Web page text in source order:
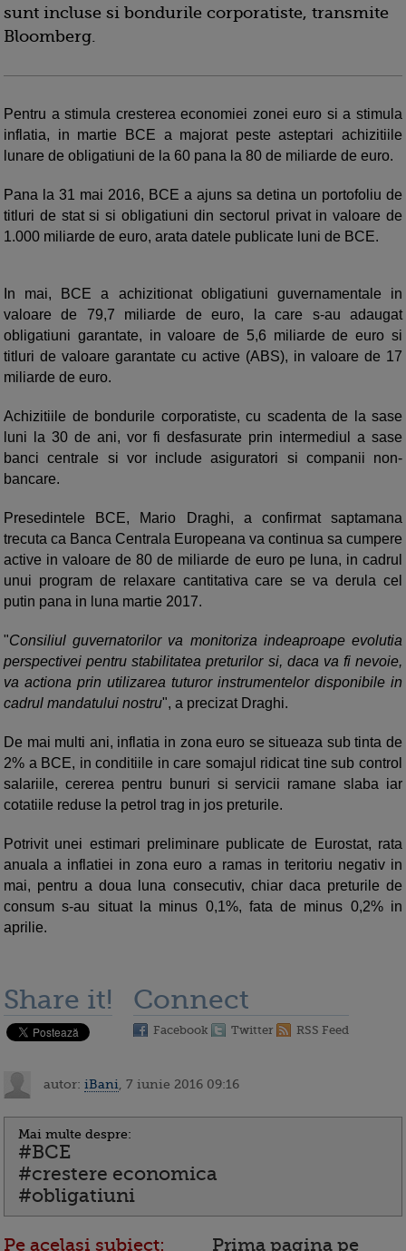
sunt incluse si bondurile corporatiste, transmite
Bloomberg.
Pentru a stimula cresterea economiei zonei euro si a stimula
inflatia, in martie BCE a majorat peste asteptari achizitiile
lunare de obligatiuni de la 60 pana la 80 de miliarde de euro.
Pana la 31 mai 2016, BCE a ajuns sa detina un portofoliu de
titluri de stat si si obligatiuni din sectorul privat in valoare de
1.000 miliarde de euro, arata datele publicate luni de BCE.
In mai, BCE a achizitionat obligatiuni guvernamentale in
valoare de 79,7 miliarde de euro, la care s-au adaugat
obligatiuni garantate, in valoare de 5,6 miliarde de euro si
titluri de valoare garantate cu active (ABS), in valoare de 17
miliarde de euro.
Achizitiile de bondurile corporatiste, cu scadenta de la sase
luni la 30 de ani, vor fi desfasurate prin intermediul a sase
banci centrale si vor include asiguratori si companii non-
bancare.
Presedintele BCE, Mario Draghi, a confirmat saptamana
trecuta ca Banca Centrala Europeana va continua sa cumpere
active in valoare de 80 de miliarde de euro pe luna, in cadrul
unui program de relaxare cantitativa care se va derula cel
putin pana in luna martie 2017.
"Consiliul guvernatorilor va monitoriza indeaproape evolutia
perspectivei pentru stabilitatea preturilor si, daca va fi nevoie,
va actiona prin utilizarea tuturor instrumentelor disponibile in
cadrul mandatului nostru", a precizat Draghi.
De mai multi ani, inflatia in zona euro se situeaza sub tinta de
2% a BCE, in conditiile in care somajul ridicat tine sub control
salariile, cererea pentru bunuri si servicii ramane slaba iar
cotatiile reduse la petrol trag in jos preturile.
Potrivit unei estimari preliminare publicate de Eurostat, rata
anuala a inflatiei in zona euro a ramas in teritoriu negativ in
mai, pentru a doua luna consecutiv, chiar daca preturile de
consum s-au situat la minus 0,1%, fata de minus 0,2% in
aprilie.
Share it! Connect
Facebook Twitter RSS Feed
autor: iBani , 7 iunie 2016 09:16
Mai multe despre:
#BCE
#crestere economica
#obligatiuni
Pe acelasi subiect:
Prima pagina pe